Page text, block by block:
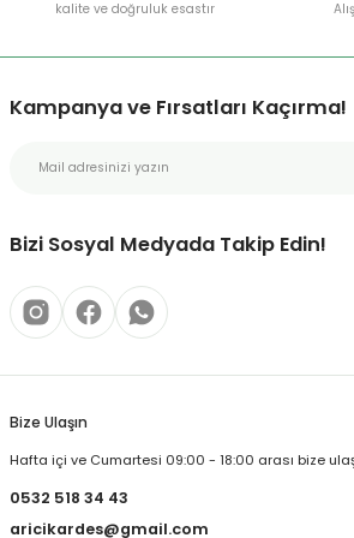
kalite ve doğruluk esastır
Kampanya ve Fırsatları Kaçırma!
Bizi Sosyal Medyada Takip Edin!
Bize Ulaşın
Hafta içi ve Cumartesi 09:00 - 18:00 arası bize
0532 518 34 43
aricikardes@gmail.com